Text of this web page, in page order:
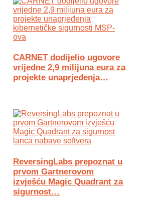
CARNET dodijelio ugovore
vrijedne 2,9 milijuna eura za
projekte unaprjeđenja…
ReversingLabs prepoznat u
prvom Gartnerovom
izvješću Magic Quadrant za
sigurnost…